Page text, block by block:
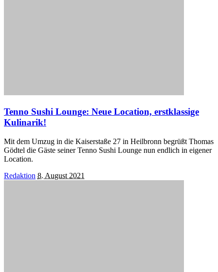
Tenno Sushi Lounge: Neue Location, erstklassige
Kulinarik!
Mit dem Umzug in die Kaiserstaße 27 in Heilbronn begrüßt Thomas
Gödtel die Gäste seiner Tenno Sushi Lounge nun endlich in eigener
Location.
Posted
Redaktion 8. August 2021